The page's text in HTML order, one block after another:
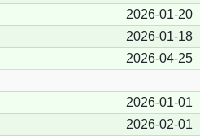
2026-01-20
2026-01-18
2026-04-25
2026-01-01
2026-02-01